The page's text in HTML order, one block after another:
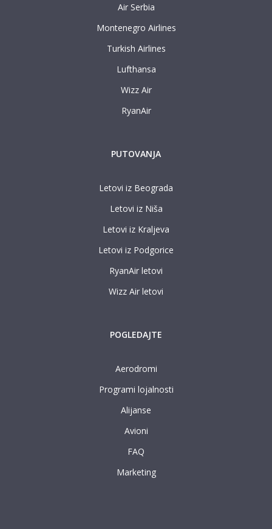
Air Serbia
Montenegro Airlines
Turkish Airlines
Lufthansa
Wizz Air
RyanAir
PUTOVANJA
Letovi iz Beograda
Letovi iz Niša
Letovi iz Kraljeva
Letovi iz Podgorice
RyanAir letovi
Wizz Air letovi
POGLEDAJTE
Aerodromi
Programi lojalnosti
Alijanse
Avioni
FAQ
Marketing